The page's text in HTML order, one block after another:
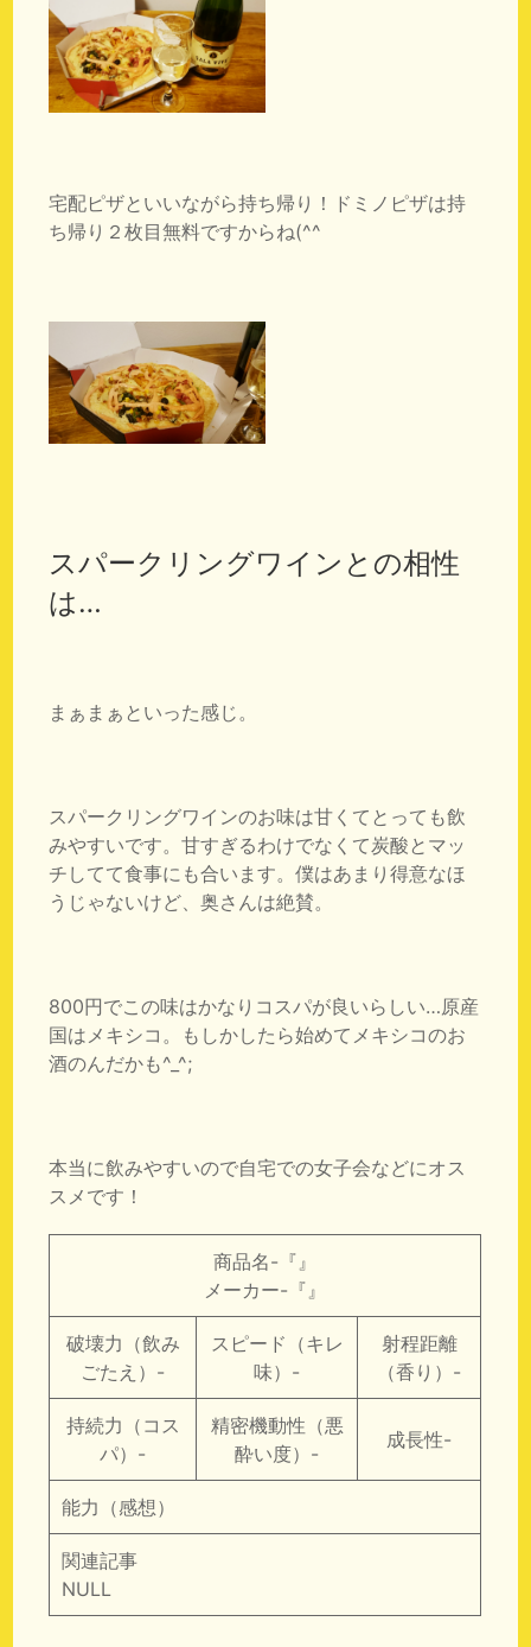
宅配ピザといいながら持ち帰り！ドミノピザは持
ち帰り２枚目無料ですからね(^^ゞ
スパークリングワインとの相性
は…
まぁまぁといった感じ。
スパークリングワインのお味は甘くてとっても飲
みやすいです。甘すぎるわけでなくて炭酸とマッ
チしてて食事にも合います。僕はあまり得意なほ
うじゃないけど、奥さんは絶賛。
800円でこの味はかなりコスパが良いらしい…原産
国はメキシコ。もしかしたら始めてメキシコのお
酒のんだかも^_^;
本当に飲みやすいので自宅での女子会などにオス
スメです！
商品名-『』
メーカー-『』
破壊力（飲み
ごたえ）-
スピード（キレ
味）-
射程距離
（香り）-
持続力（コス
パ）-
精密機動性（悪
酔い度）-
成長性-
能力（感想）
関連記事
NULL